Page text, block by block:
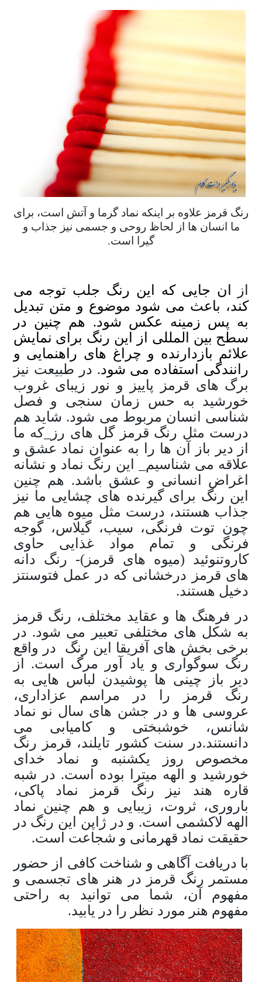
رنگ قرمز علاوه بر اینکه نماد گرما و آتش است، برای
ما انسان ها از لحاظ روحی و جسمی نیز جذاب و
گیرا است.
از
ان جایی که این رنگ جلب توجه می
کند، باعث می شود موضوع و متن تبدیل
به پس زمینه عکس شود. هم چنین در
سطح بین المللی از این رنگ برای نمایش
علائم بازدارنده و چراغ های راهنمایی و
رانندگی استفاده می شود. در طبیعت نیز
برگ های قرمز پاییز و نور زیبای غروب
خورشید به حس زمان سنجی و فصل
شناسی انسان مربوط می شود. شاید هم
درست مثل رنگ قرمز گل های رز_که ما
از دیر باز آن ها را به عنوان نماد عشق و
علاقه می شناسیم_ این رنگ نماد و نشانه
اغراض انسانی و عشق باشد. هم چنین
این رنگ برای گیرنده های چشایی ما نیز
جذاب هستند، درست مثل میوه هایی هم
چون توت فرنگی، سیب، گیلاس، گوجه
فرنگی و تمام مواد غذایی حاوی
کاروتنوئید (میوه های قرمز)- رنگ دانه
های قرمز درخشانی که در عمل فتوسنتز
دخیل هستند.
در فرهنگ ها و عقاید مختلف، رنگ قرمز
به شکل های مختلفی تعبیر می شود. در
برخی بخش های آفریقا این رنگ
در واقع
رنگ سوگواری و یاد آور مرگ است. از
دیر باز چینی ها پوشیدن لباس هایی به
رنگ قرمز را در مراسم عزاداری،
عروسی ها و در جشن های سال نو نماد
شانس، خوشبختی و کامیابی می
دانستند.در سنت کشور تایلند، قرمز رنگ
مخصوص روز یکشنبه و نماد خدای
خورشید و الهه میترا بوده است. در شبه
قاره هند نیز رنگ قرمز نماد پاکی،
باروری، ثروت، زیبایی و هم چنین نماد
الهه لاکشمی است. و در ژاپن این رنگ در
حقیقت نماد قهرمانی و شجاعت است.
با دریافت آگاهی و شناخت کافی از حضور
مستمر رنگ قرمز در هنر های تجسمی و
مفهوم آن، شما می توانید به راحتی
مفهوم هنر مورد نظر را در یابید.